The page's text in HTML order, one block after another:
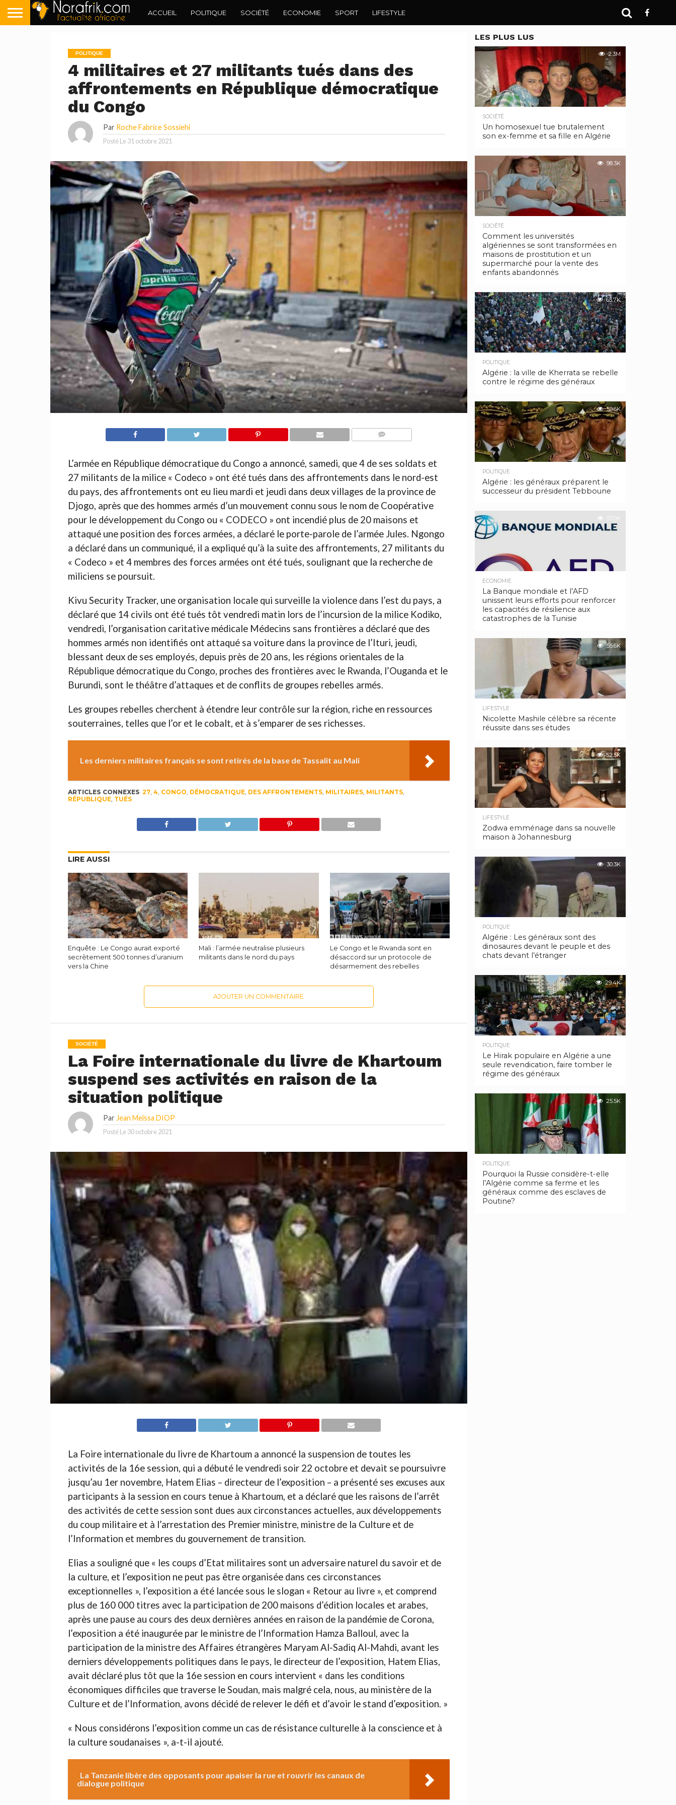
ACCUEIL POLITIQUE SOCIÉTÉ ECONOMIE SPORT LIFESTYLE
POLITIQUE
4 militaires et 27 militants tués dans des
affrontements en République démocratique
du Congo
Par Roche Fabrice Sossiehi
Posté Le 31 octobre 2021
L’armée en République démocratique du Congo a annoncé, samedi, que 4 de ses soldats et
27 militants de la milice « Codeco » ont été tués dans des affrontements dans le nord-est
du pays, des affrontements ont eu lieu mardi et jeudi dans deux villages de la province de
Djogo, après que des hommes armés d’un mouvement connu sous le nom de Coopérative
pour le développement du Congo ou « CODECO » ont incendié plus de 20 maisons et
attaqué une position des forces armées, a déclaré le porte-parole de l’armée Jules. Ngongo
a déclaré dans un communiqué, il a expliqué qu’à la suite des affrontements, 27 militants du
« Codeco » et 4 membres des forces armées ont été tués, soulignant que la recherche de
miliciens se poursuit.
Kivu Security Tracker, une organisation locale qui surveille la violence dans l’est du pays, a
déclaré que 14 civils ont été tués tôt vendredi matin lors de l’incursion de la milice Kodiko,
vendredi, l’organisation caritative médicale Médecins sans frontières a déclaré que des
hommes armés non identifiés ont attaqué sa voiture dans la province de l’Ituri, jeudi,
blessant deux de ses employés, depuis près de 20 ans, les régions orientales de la
République démocratique du Congo, proches des frontières avec le Rwanda, l’Ouganda et le
Burundi, sont le théâtre d’attaques et de conflits de groupes rebelles armés.
Les groupes rebelles cherchent à étendre leur contrôle sur la région, riche en ressources
souterraines, telles que l’or et le cobalt, et à s’emparer de ses richesses.
Les derniers militaires français se sont retirés de la base de Tassalit au Mali
ARTICLES CONNEXES 27, 4, CONGO, DÉMOCRATIQUE, DES AFFRONTEMENTS, MILITAIRES, MILITANTS,
RÉPUBLIQUE, TUÉS
LIRE AUSSI
Enquête : Le Congo aurait exporté
secrètement 500 tonnes d’uranium
vers la Chine
Mali : l’armée neutralise plusieurs
militants dans le nord du pays
Le Congo et le Rwanda sont en
désaccord sur un protocole de
désarmement des rebelles
AJOUTER UN COMMENTAIRE
SOCIÉTÉ
La Foire internationale du livre de Khartoum
suspend ses activités en raison de la
situation politique
Par Jean Meïssa DIOP
Posté Le 30 octobre 2021
La Foire internationale du livre de Khartoum a annoncé la suspension de toutes les
activités de la 16e session, qui a débuté le vendredi soir 22 octobre et devait se poursuivre
jusqu’au 1er novembre, Hatem Elias – directeur de l’exposition – a présenté ses excuses aux
participants à la session en cours tenue à Khartoum, et a déclaré que les raisons de l’arrêt
des activités de cette session sont dues aux circonstances actuelles, aux développements
du coup militaire et à l’arrestation des Premier ministre, ministre de la Culture et de
l’Information et membres du gouvernement de transition.
Elias a souligné que « les coups d’Etat militaires sont un adversaire naturel du savoir et de
la culture, et l’exposition ne peut pas être organisée dans ces circonstances
exceptionnelles », l’exposition a été lancée sous le slogan « Retour au livre », et comprend
plus de 160 000 titres avec la participation de 200 maisons d’édition locales et arabes,
après une pause au cours des deux dernières années en raison de la pandémie de Corona,
l’exposition a été inaugurée par le ministre de l’Information Hamza Balloul, avec la
participation de la ministre des Affaires étrangères Maryam Al-Sadiq Al-Mahdi, avant les
derniers développements politiques dans le pays, le directeur de l’exposition, Hatem Elias,
avait déclaré plus tôt que la 16e session en cours intervient « dans les conditions
économiques difficiles que traverse le Soudan, mais malgré cela, nous, au ministère de la
Culture et de l’Information, avons décidé de relever le défi et d’avoir le stand d’exposition. »
« Nous considérons l’exposition comme un cas de résistance culturelle à la conscience et à
la culture soudanaises », a-t-il ajouté.
La Tanzanie libère des opposants pour apaiser la rue et rouvrir les canaux de
dialogue politique
LES PLUS LUS
2.3M
SOCIÉTÉ
Un homosexuel tue brutalement
son ex-femme et sa fille en Algérie
98.3K
SOCIÉTÉ
Comment les universités
algériennes se sont transformées en
maisons de prostitution et un
supermarché pour la vente des
enfants abandonnés
65.7K
POLITIQUE
Algérie : la ville de Kherrata se rebelle
contre le régime des généraux
59.6K
POLITIQUE
Algérie : les généraux préparent le
successeur du président Tebboune
57.0K
ECONOMIE
La Banque mondiale et l’AFD
unissent leurs efforts pour renforcer
les capacités de résilience aux
catastrophes de la Tunisie
55.6K
LIFESTYLE
Nicolette Mashile célèbre sa récente
réussite dans ses études
52.5K
LIFESTYLE
Zodwa emménage dans sa nouvelle
maison à Johannesburg
30.3K
POLITIQUE
Algérie : Les généraux sont des
dinosaures devant le peuple et des
chats devant l’étranger
29.4K
POLITIQUE
Le Hirak populaire en Algérie a une
seule revendication, faire tomber le
régime des généraux
25.5K
POLITIQUE
Pourquoi la Russie considère-t-elle
l’Algérie comme sa ferme et les
généraux comme des esclaves de
Poutine?